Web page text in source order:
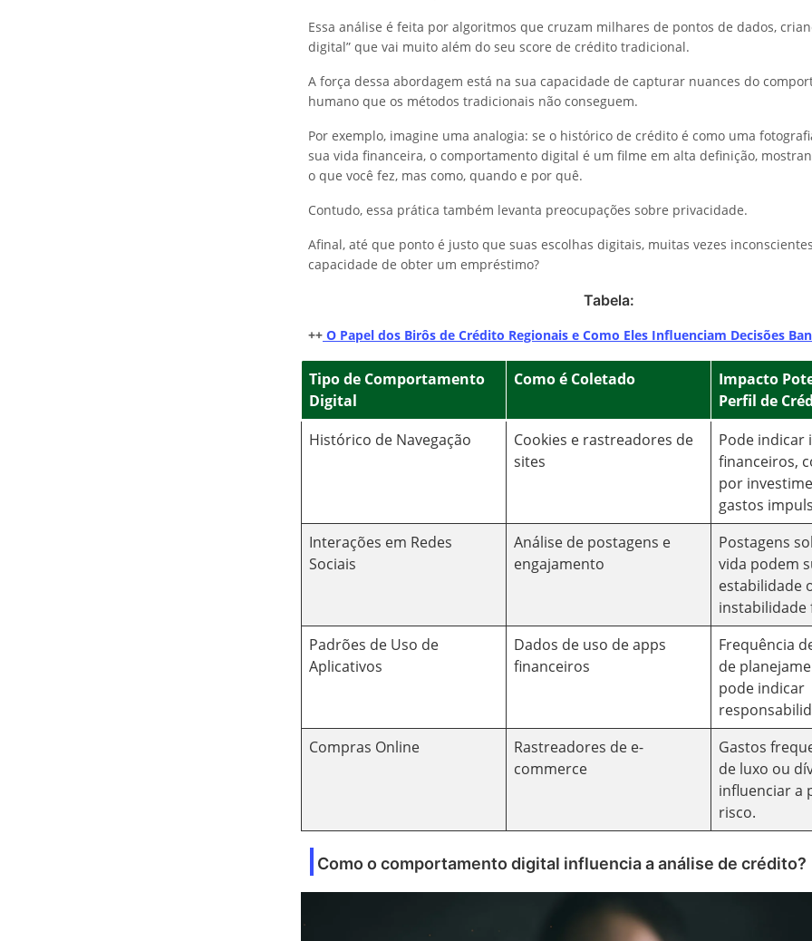
Essa análise é feita por algoritmos que cruzam milhares de pontos de dados,
digital” que vai muito além do seu score de crédito tradicional.
A força dessa abordagem está na sua capacidade de capturar nuances do
humano que os métodos tradicionais não conseguem.
Por exemplo, imagine uma analogia: se o histórico de crédito é como uma
sua vida financeira, o comportamento digital é um filme em alta definição,
o que você fez, mas como, quando e por quê.
Contudo, essa prática também levanta preocupações sobre privacidade.
Afinal, até que ponto é justo que suas escolhas digitais, muitas vezes
capacidade de obter um empréstimo?
Tabela:
++ O Papel dos Birôs de Crédito Regionais e Como Eles Influenciam Decisões
Tipo de Comportamento
Digital
Como é Coletado
Impacto
Perfil de
Histórico de Navegação
Cookies e rastreadores de
sites
Pode indicar
financeiros,
por
gastos
Interações em Redes
Sociais
Análise de postagens e
engajamento
Postagens
vida podem
estabilidade
instabilidade
Padrões de Uso de
Aplicativos
Dados de uso de apps
financeiros
Frequência
de
pode indicar
Compras Online
Rastreadores de e-
commerce
Gastos
de luxo ou
influenciar a
risco.
Como o comportamento digital influencia a análise de crédito?